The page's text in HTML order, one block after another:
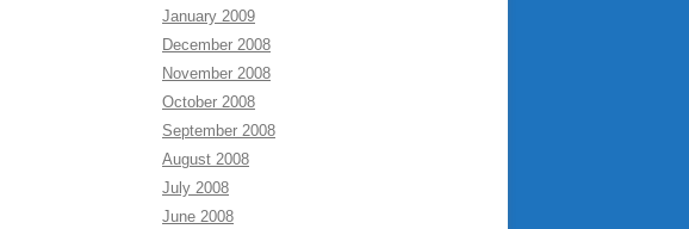
January 2009
December 2008
November 2008
October 2008
September 2008
August 2008
July 2008
June 2008